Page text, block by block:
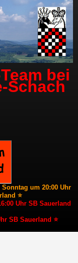
bei
Schach
um 20:00 Uhr
⭐
Uhr SB Sauerland
SB Sauerland ⭐